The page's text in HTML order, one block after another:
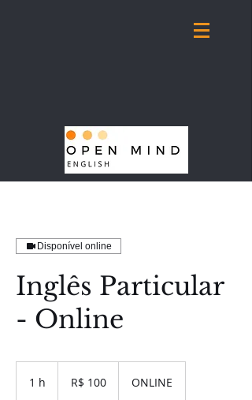
Disponível online
Inglês Particular
- Online
1 h
brasileiros
R$ 100 ONLINE